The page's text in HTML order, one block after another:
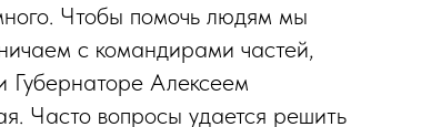
Чтобы помочь людям мы
с командирами частей,
Алексеем
Часто вопросы удается решить